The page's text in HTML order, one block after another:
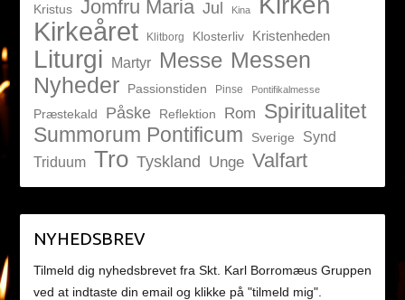
Kristus Jomfru Maria Jul Kina
Kirkeåret Klitborg Klosterliv Kristenheden
Liturgi Martyr Messe Messen
Nyheder
Passionstiden Pinse Pontifikalmesse
Præstekald Påske Reflektion Rom Spiritualitet
Summorum Pontificum Sverige
Synd
Triduum Tro Tyskland Unge Valfart
NYHEDSBREV
Tilmeld dig nyhedsbrevet fra Skt. Karl Borromæus Gruppen
ved at indtaste din email og klikke på "tilmeld mig".